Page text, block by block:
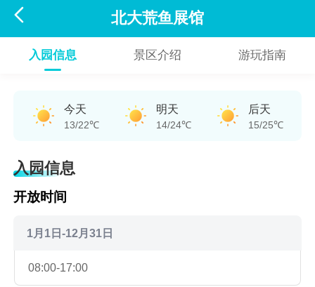
 北大荒鱼展馆
入园信息 景区介绍 游玩指南
今天
13/22℃
明天
14/24℃
后天
15/25℃
入园信息
开放时间
1月1日-12月31日
08:00-17:00